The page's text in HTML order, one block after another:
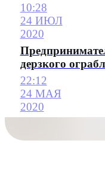
10:28
24 ИЮЛ
2020
дерзкого
22:12
24 МАЯ
2020